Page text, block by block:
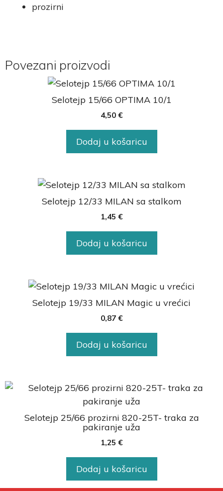
prozirni
Povezani proizvodi
Selotejp 15/66 OPTIMA 10/1
4,50 €
Dodaj u košaricu
Selotejp 12/33 MILAN sa stalkom
1,45 €
Dodaj u košaricu
Selotejp 19/33 MILAN Magic u vrećici
0,87 €
Dodaj u košaricu
Selotejp 25/66 prozirni 820-25T- traka za
pakiranje uža
1,25 €
Dodaj u košaricu